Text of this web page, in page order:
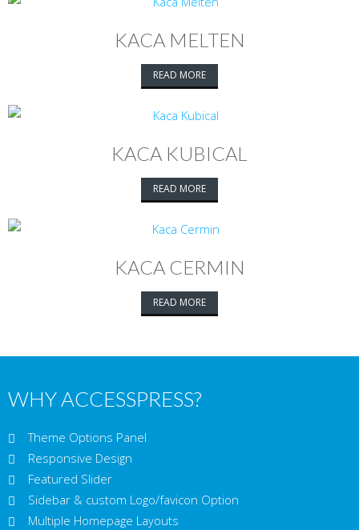
KACA MELTEN
READ MORE
KACA KUBICAL
READ MORE
KACA CERMIN
READ MORE
WHY ACCESSPRESS?
Theme Options Panel
Responsive Design
Featured Slider
Sidebar & custom Logo/favicon Option
Multiple Homepage Layouts